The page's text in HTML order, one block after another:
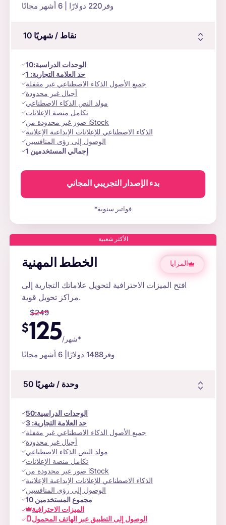
وفر 220 دولارًا
10 نقاط / شهريًا
الوحدات الدراسية:
10
حد العلامة التجارية: 1
جميع الأصول الذكاء الاصطناعي غير مقفلة
أجيال غير محدودة
مولد النص الذكاء الاصطناعي
تكامل منصة الإعلانات
صور غير محدودة من iStock
الذكاء الاصطناعي للإعلانات الإبداعية الإعلانية
الوصول إلى رؤى المنافسين
إجمالي المستخدمين 1
بدء الإصدار التجريبي المجاني
*فواتير سنوية
الأكثر شعبية
الخطط المهنية المزايا
افتح الميزات الاحترافية لتحويل علاماتك التجارية إلى
مراكز تحويل قوية.
$249
$125 /شهر*
وفر 1488 دولارًا
50 وحدة / شهريًا
الوحدات الدراسية:
50
حد العلامة التجارية: 3
جميع الأصول الذكاء الاصطناعي غير مقفلة
أجيال غير محدودة
مولد النص الذكاء الاصطناعي
تكامل منصة الإعلانات
صور غير محدودة من iStock
الذكاء الاصطناعي للإعلانات الإبداعية الإعلانية
الوصول إلى رؤى المنافسين
مجموع المستخدمين 10
الميزات الاحترافية
الوصول إلى التطبيق عبر الهاتف المحمول